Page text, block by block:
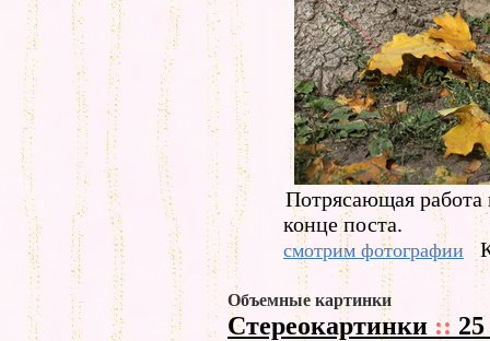
Потрясающая
конце поста.
смотрим фотографии
Объемные картинки
Стереокартинки ::